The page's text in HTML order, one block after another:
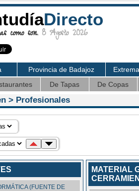
Directo
como son. 8 Agosto 2026
Provincia de Badajoz
De Tapas De Copas
> Profesionales
(FUENTE DE
MATERIAL